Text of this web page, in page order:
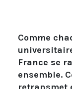
Comme
France se
ensemble.